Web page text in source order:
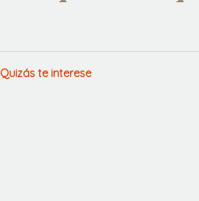
Quizás te interese